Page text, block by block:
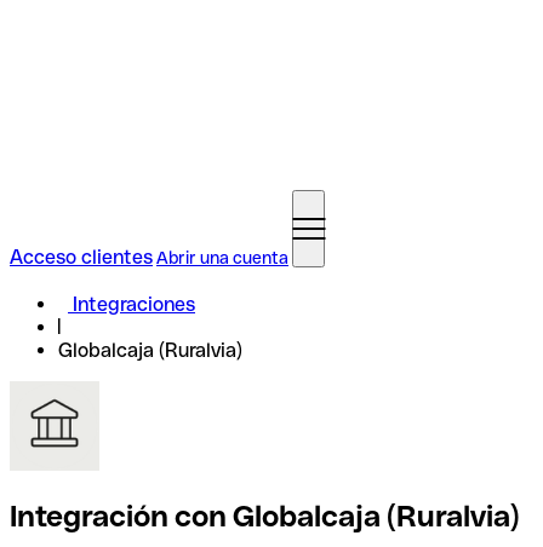
Acceso clientesAbrir una cuenta
Integraciones
Globalcaja (Ruralvia)
Integración con Globalcaja (Ruralvia)